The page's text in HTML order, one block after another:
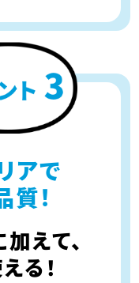
アで
！
えて、
る！